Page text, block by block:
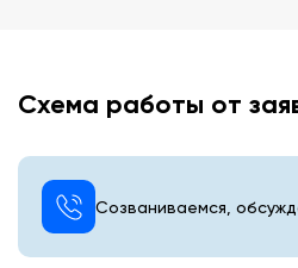
Схема работы от
Созваниваемся,